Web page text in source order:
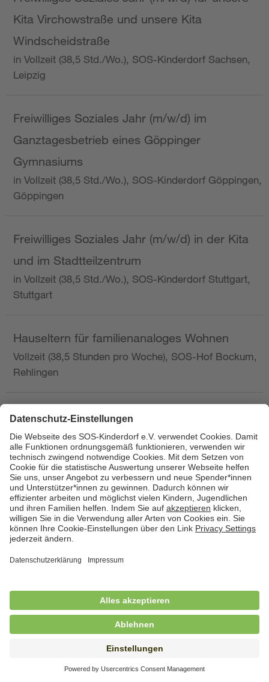
Kita Virchowstraße und unsere Kita
Windscheidstraße
in Vollzeit (38,5 Std./Wo.), SOS-Kinderdorf Sachsen,
Leipzig
Freiwilliges Soziales Jahr (m/w/d) im
Ganztagesbetrieb eines Göppinger
Gymnasiums
in Vollzeit (38,5 Std./Wo.), SOS-Kinderdorf Göppingen,
Göppingen
Freiwilliges Soziales Jahr (m/w/d) in der Kita
und im Stadtteilzentrum
in Vollzeit (38,5 Std./Wo.), SOS-Kinderdorf Stuttgart,
Stuttgart
Hauseltern für familienanaloges Wohnen
Vollzeit (38,5 Stunden pro Woche), SOS-Hof Bockum,
Rehlingen
Hauswirtschafterin / Köchin (m/w/d) als
Ausbilderin (m/w/d) im Bereich
Nahrungszubereitung
in Vollzeit (38,5 Std./Wo.), SOS-Kinderdorf
Saarbrücken, Saarbrücken
Hauswirtschaftskraft (m/w/d)
in Teilzeit (mind. 20 - max. 30 Std./.Wo.), SOS-
Hauswirtschaftskraft (m/w/d)
in unbefristeter Anstellung, Teilzeit (20 Std./Wo.), SOS-
Kinderdorf Dortmund, Hagen